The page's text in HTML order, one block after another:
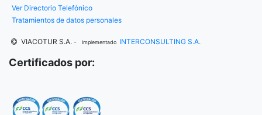
Ver Directorio Telefónico
Tratamientos de datos personales
VIACOTUR S.A. - Implementado INTERCONSULTING S.A.
Certificados por: